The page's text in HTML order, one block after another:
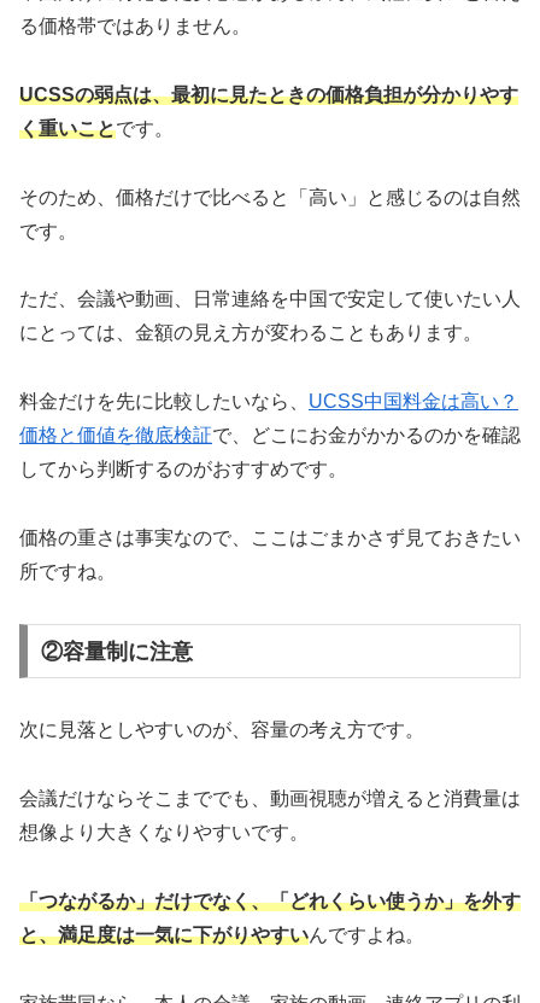
る価格帯ではありません。
UCSSの弱点は、最初に見たときの価格負担が分かりやす
く重いことです。
そのため、価格だけで比べると「高い」と感じるのは自然
です。
ただ、会議や動画、日常連絡を中国で安定して使いたい人
にとっては、金額の見え方が変わることもあります。
料金だけを先に比較したいなら、 UCSS中国料金は高い？
価格と価値を徹底検証で、どこにお金がかかるのかを確認
してから判断するのがおすすめです。
価格の重さは事実なので、ここはごまかさず見ておきたい
所ですね。
②容量制に注意
次に見落としやすいのが、容量の考え方です。
会議だけならそこまででも、動画視聴が増えると消費量は
想像より大きくなりやすいです。
「つながるか」だけでなく、「どれくらい使うか」を外す
と、満足度は一気に下がりやすいんですよね。